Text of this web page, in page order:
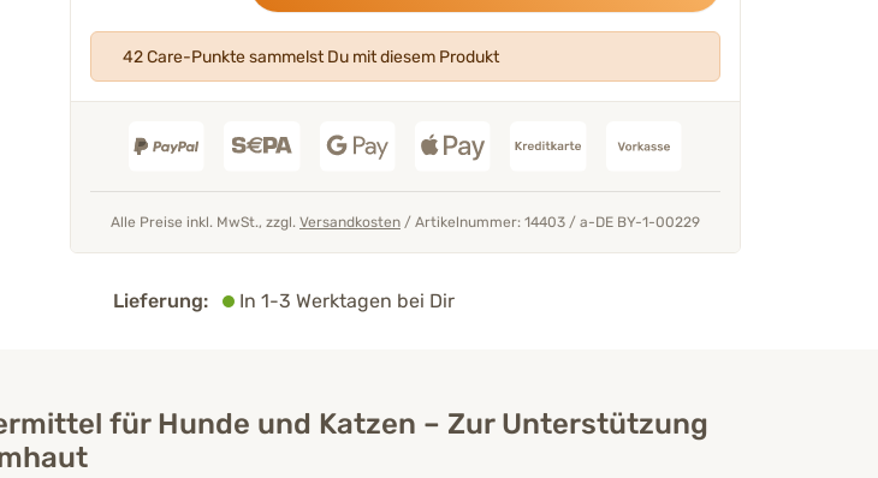
"Alle unsere Produkte werdenvon unseren Tierärzten &
Experten entwickeltund geprüft."
Tierarzt Thomas Backhaus
„Enthält Pektin und
42 Care-Punkte sammelst Du mit diesem Produkt
Alle Preise inkl. MwSt., zzgl. Versandkosten / Artikelnummer: 14403 / a-DE BY-1-00229
Lieferung: In 1-3 Werktagen bei Dir
für Hunde und Katzen – Zur Unterstützung